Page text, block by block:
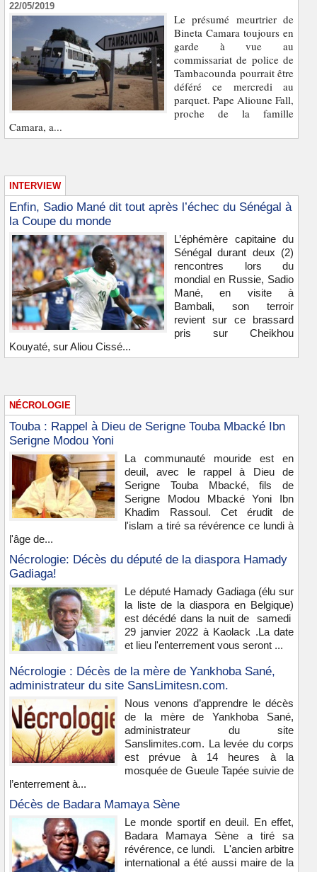
22/05/2019
Le présumé meurtrier de
Bineta Camara toujours en
garde à vue au
commissariat de police de
Tambacounda pourrait être
déféré ce mercredi au
parquet. Pape Alioune Fall,
proche de la famille
Camara, a...
INTERVIEW
Enfin, Sadio Mané dit tout après l’échec du Sénégal à
la Coupe du monde
L’éphémère capitaine du
Sénégal durant deux (2)
rencontres lors du
mondial en Russie, Sadio
Mané, en visite à
Bambali, son terroir
revient sur ce brassard
pris sur Cheikhou
Kouyaté, sur Aliou Cissé...
NÉCROLOGIE
Touba : Rappel à Dieu de Serigne Touba Mbacké Ibn
Serigne Modou Yoni
La communauté mouride est en
deuil, avec le rappel à Dieu de
Serigne Touba Mbacké, fils de
Serigne Modou Mbacké Yoni Ibn
Khadim Rassoul. Cet érudit de
l'islam a tiré sa révérence ce lundi à
l'âge de...
Nécrologie: Décès du député de la diaspora Hamady
Gadiaga!
Le député Hamady Gadiaga (élu sur
la liste de la diaspora en Belgique)
est décédé dans la nuit de samedi
29 janvier 2022 à Kaolack .La date
et lieu l'enterrement vous seront ...
Nécrologie : Décès de la mère de Yankhoba Sané,
administrateur du site SansLimitesn.com.
Nous venons d’apprendre le décès
de la mère de Yankhoba Sané,
administrateur du site
Sanslimites.com. La levée du corps
est prévue à 14 heures à la
mosquée de Gueule Tapée suivie de
l’enterrement à...
Décès de Badara Mamaya Sène
Le monde sportif en deuil. En effet,
Badara Mamaya Sène a tiré sa
révérence, ce lundi. L'ancien arbitre
international a été aussi maire de la